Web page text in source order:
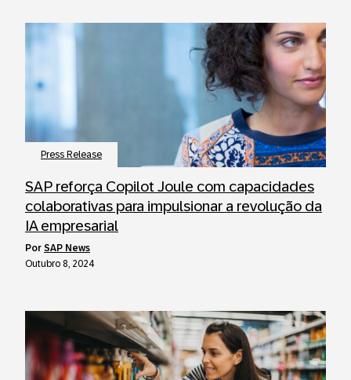
Press Release
SAP reforça Copilot Joule com capacidades
colaborativas para impulsionar a revolução da
IA empresarial
por SAP News
Outubro 8, 2024